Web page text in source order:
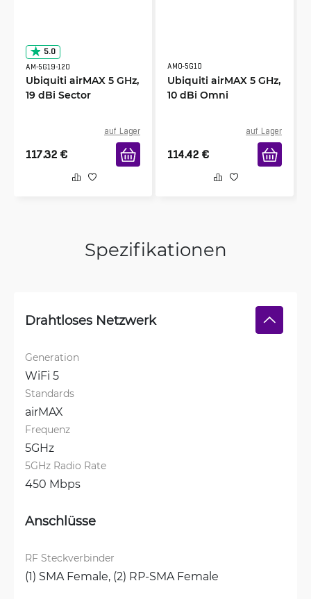
5.0
AM-5G19-120
Ubiquiti airMAX 5 GHz,
19 dBi Sector
auf Lager
117.32 €
AMO-5G10
Ubiquiti airMAX 5 GHz,
10 dBi Omni
auf Lager
114.42 €
Spezifikationen
Drahtloses Netzwerk
Generation
WiFi 5
Standards
airMAX
Frequenz
5GHz
5GHz Radio Rate
450 Mbps
Anschlüsse
RF Steckverbinder
(1) SMA Female, (2) RP-SMA Female